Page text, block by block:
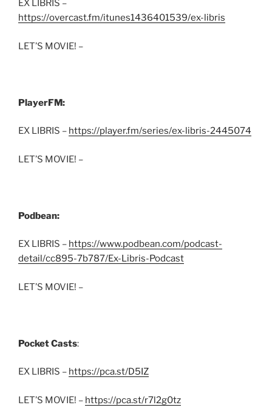
EX LIBRIS –
https://overcast.fm/itunes1436401539/ex-libris
LET’S MOVIE! –
PlayerFM:
EX LIBRIS – https://player.fm/series/ex-libris-2445074
LET’S MOVIE! –
Podbean:
EX LIBRIS – https://www.podbean.com/podcast-
detail/cc895-7b787/Ex-Libris-Podcast
LET’S MOVIE! –
Pocket Casts:
EX LIBRIS – https://pca.st/D5IZ
LET’S MOVIE! – https://pca.st/r7l2g0tz